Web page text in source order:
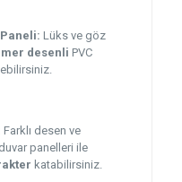
Lüks ve göz
desenli PVC
Farklı desen ve
panelleri ile
katabilirsiniz.